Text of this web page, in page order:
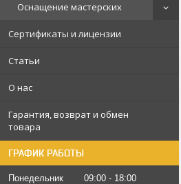
Оснащение мастерских
Сертификаты и лицензии
Статьи
О нас
Гарантия, возврат и обмен
товара
ГРАФИК РАБОТЫ
Понедельник 09:00
18:00